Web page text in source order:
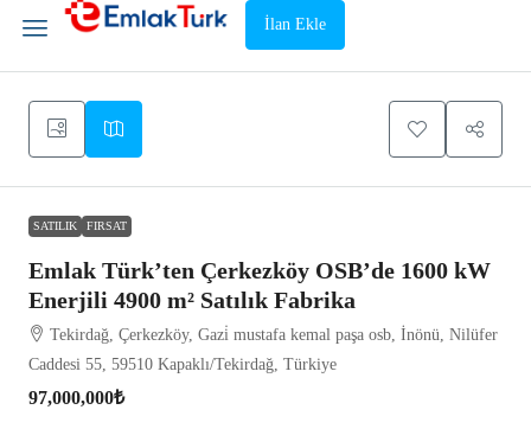
İlan Ekle
SATILIK FIRSAT
Emlak Türk’ten Çerkezköy OSB’de 1600 kW
Enerjili 4900 m² Satılık Fabrika
Tekirdağ, Çerkezköy, Gazi̇ mustafa kemal paşa osb, İnönü, Nilüfer
Caddesi 55, 59510 Kapaklı/Tekirdağ, Türkiye
97,000,000₺